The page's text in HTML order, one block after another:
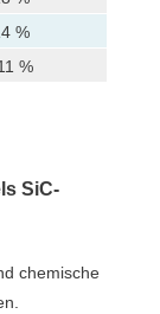
%
%
SiC-
chemische